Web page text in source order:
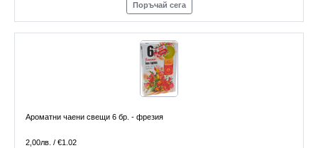
Поръчай сега
Ароматни чаени свещи 6 бр. - фрезия
2,00лв. / €1.02